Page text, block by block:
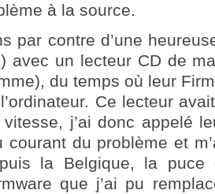
à la source.
par contre d’une
avec un lecteur CD de
du temps où leur
Ce lecteur
j’ai donc appelé
courant du problème et
la Belgique, la puce
que j’ai pu